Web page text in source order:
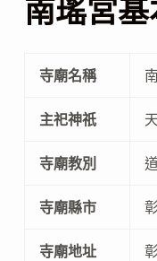
南瑤宮
寺廟名稱
主祀神祇
寺廟教別
寺廟縣市
寺廟地址